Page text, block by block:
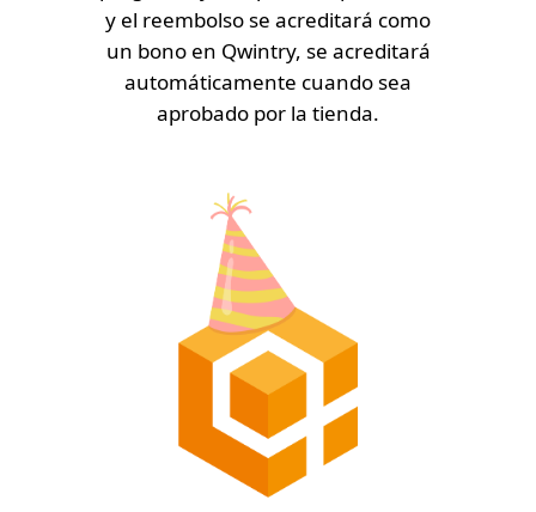
y el reembolso se acreditará como
un bono en Qwintry, se acreditará
automáticamente cuando sea
aprobado por la tienda.